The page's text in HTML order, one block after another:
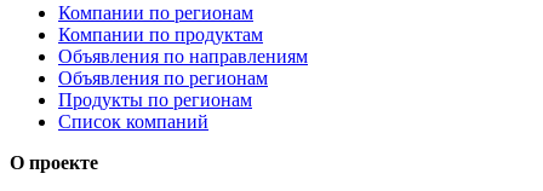
Компании по регионам
Компании по продуктам
Объявления по направлениям
Объявления по регионам
Продукты по регионам
Список компаний
О проекте